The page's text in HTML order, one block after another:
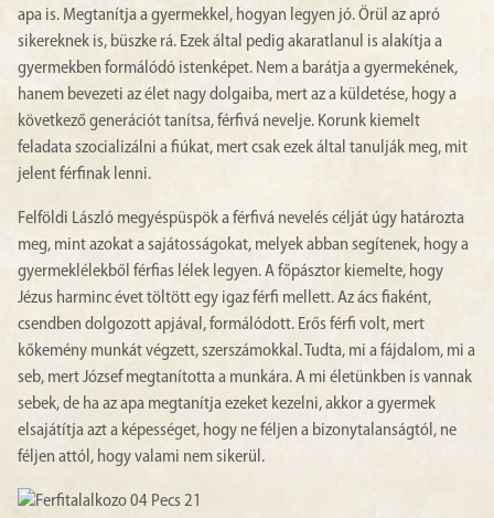
apa is. Megtanítja a gyermekkel, hogyan legyen jó. Örül az apró
sikereknek is, büszke rá. Ezek által pedig akaratlanul is alakítja a
gyermekben formálódó istenképet. Nem a barátja a gyermekének,
hanem bevezeti az élet nagy dolgaiba, mert az a küldetése, hogy a
következő generációt tanítsa, férfivá nevelje. Korunk kiemelt
feladata szocializálni a fiúkat, mert csak ezek által tanulják meg, mit
jelent férfinak lenni.
Felföldi László megyéspüspök a férfivá nevelés célját úgy határozta
meg, mint azokat a sajátosságokat, melyek abban segítenek, hogy a
gyermeklélekből férfias lélek legyen. A főpásztor kiemelte, hogy
Jézus harminc évet töltött egy igaz férfi mellett. Az ács fiaként,
csendben dolgozott apjával, formálódott. Erős férfi volt, mert
kőkemény munkát végzett, szerszámokkal. Tudta, mi a fájdalom, mi a
seb, mert József megtanította a munkára. A mi életünkben is vannak
sebek, de ha az apa megtanítja ezeket kezelni, akkor a gyermek
elsajátítja azt a képességet, hogy ne féljen a bizonytalanságtól, ne
féljen attól, hogy valami nem sikerül.